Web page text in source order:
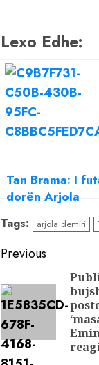
Lexo Edhe:
Tan Brama: I
dorën Arjola
Demirit, u
shpova, por në
fund ia nxorra
gjilpërën
Tags: arjola demiri
Continue
Reading
Previous